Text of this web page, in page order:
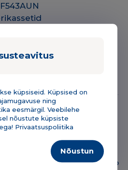
küpsiseid. Küpsised on
ning
eesmärgil. Veebilehe
nõustute küpsiste
Privaatsuspoliitika
Nõustun
CF403A Canon045
CAN054/ CRG054)
Color LaserJet Pro
MFP M280nw/ MFP